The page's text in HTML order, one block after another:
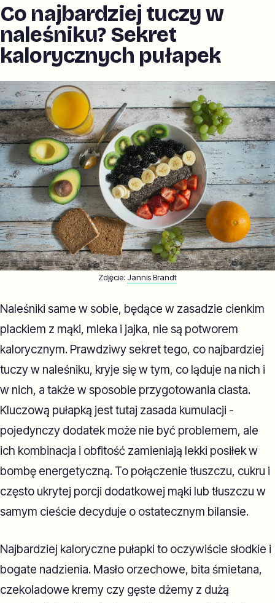
Co najbardziej tuczy w
naleśniku? Sekret
kalorycznych pułapek
Zdjęcie: Jannis Brandt
Naleśniki same w sobie, będące w zasadzie cienkim
plackiem z mąki, mleka i jajka, nie są potworem
kalorycznym. Prawdziwy sekret tego, co najbardziej
tuczy w naleśniku, kryje się w tym, co ląduje na nich i
w nich, a także w sposobie przygotowania ciasta.
Kluczową pułapką jest tutaj zasada kumulacji -
pojedynczy dodatek może nie być problemem, ale
ich kombinacja i obfitość zamieniają lekki posiłek w
bombę energetyczną. To połączenie tłuszczu, cukru i
często ukrytej porcji dodatkowej mąki lub tłuszczu w
samym cieście decyduje o ostatecznym bilansie.
Najbardziej kaloryczne pułapki to oczywiście słodkie i
bogate nadzienia. Masło orzechowe, bita śmietana,
czekoladowe kremy czy gęste dżemy z dużą